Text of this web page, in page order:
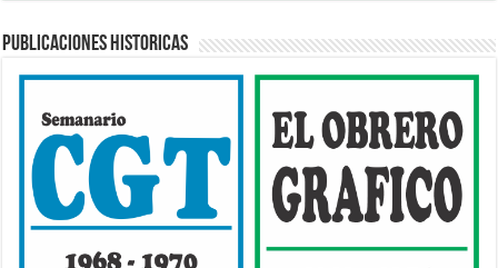
Publicaciones Historicas